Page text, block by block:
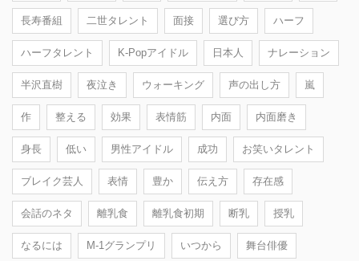
長寿番組 二世タレント 面接 選び方 ハーフ
ハーフタレント K-Popアイドル 日本人 ナレーション
半沢直樹 夜泣き ウォーキング 声の出し方 嵐
作 整える 効果 表情筋 内面 内面磨き
身長 低い 男性アイドル 成功 お笑いタレント
ブレイク芸人 表情 豊か 伝え方 存在感
会話のネタ 離乳食 離乳食初期 断乳 授乳
なるには M-1グランプリ いつから 舞台俳優